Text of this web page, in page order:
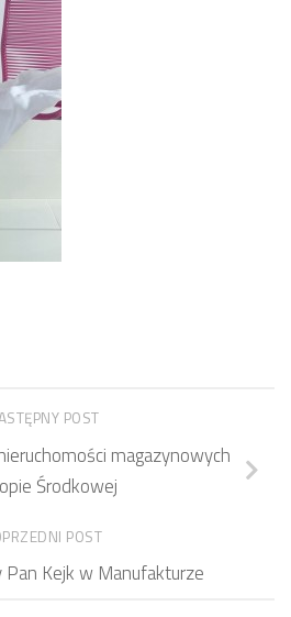
POST
magazynowych
Środkowej
POST
Pan Kejk w Manufakturze